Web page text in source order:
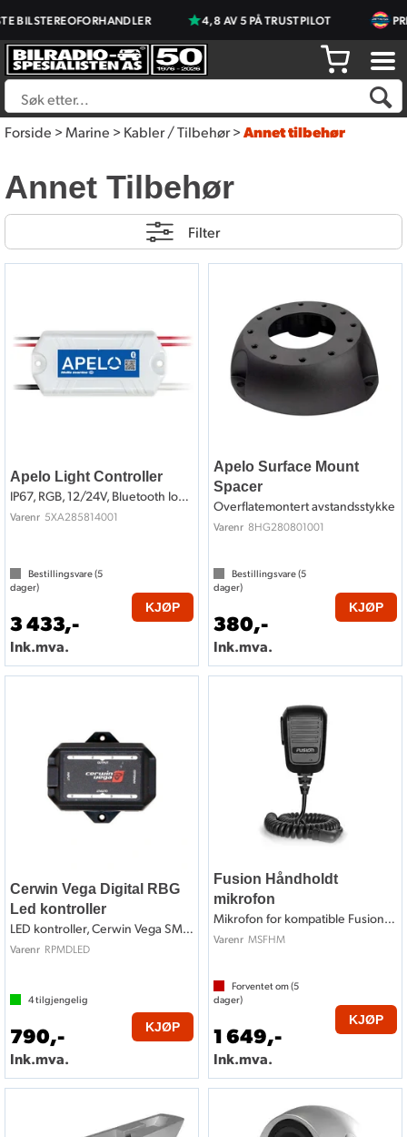
4,8 AV 5 PÅ TRUSTPILOT
Forside>Marine>Kabler / Tilbehør>Annet tilbehør
Annet Tilbehør
Filter
Apelo Light Controller
IP67, RGB, 12/24V, Bluetooth low energy
Varenr 5XA285814001
Bestillingsvare (5
dager)
3 433,-
Ink.mva.
KJØP
Apelo Surface Mount
Spacer
Overflatemontert avstandsstykke
Varenr 8HG280801001
Bestillingsvare (5
dager)
380,-
Ink.mva.
KJØP
Cerwin Vega Digital RBG
Led kontroller
LED kontroller, Cerwin Vega SMF4 serien
Varenr RPMDLED
4tilgjengelig
790,-
Ink.mva.
KJØP
Fusion Håndholdt
mikrofon
Mikrofon for kompatible Fusion spillere.
Varenr MSFHM
Forventet om (5
dager)
1 649,-
Ink.mva.
KJØP